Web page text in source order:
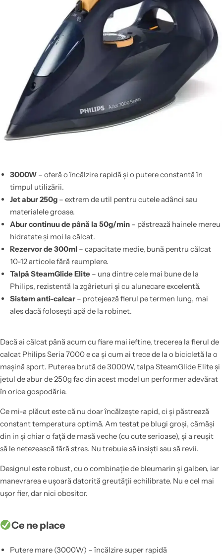
3000W– oferă o încălzire rapidă și o putere constantă în
timpul utilizării.
Jet abur 250g– extrem de util pentru cutele adânci sau
materialele groase.
Abur continuu de până la 50g/min– păstrează hainele mereu
hidratate și moi la călcat.
Rezervor de 300ml– capacitate medie, bună pentru călcat
10-12 articole fără reumplere.
Talpă SteamGlide Elite– una dintre cele mai bune de la
Philips, rezistentă la zgârieturi și cu alunecare excelentă.
Sistem anti-calcar– protejează fierul pe termen lung, mai
ales dacă folosești apă de la robinet.
Dacă ai călcat până acum cu fiare mai ieftine, trecerea la fierul de
calcat Philips Seria 7000 e ca și cum ai trece de la o bicicletă la o
mașină sport. Puterea brută de 3000W, talpa SteamGlide Elite și
jetul de abur de 250g fac din acest model un performer adevărat
în orice gospodărie.
Ce mi-a plăcut este că nu doar încălzește rapid, ci și păstrează
constant temperatura optimă. Am testat pe blugi groși, cămăși
din in și chiar o față de masă veche (cu cute serioase), și a reușit
să le netezească fără stres. Nu trebuie să insiști sau să revii.
Designul este robust, cu o combinație de bleumarin și galben, iar
manevrarea e ușoară datorită greutății echilibrate. Nu e cel mai
ușor fier, dar nici obositor.
Ce ne place
Putere mare (3000W) – încălzire super rapidă